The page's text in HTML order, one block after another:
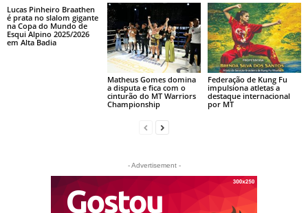
Lucas Pinheiro Braathen
é prata no slalom gigante
na Copa do Mundo de
Esqui Alpino 2025/2026
em Alta Badia
Matheus Gomes domina
a disputa e fica com o
cinturão do MT Warriors
Championship
Federação de Kung Fu
impulsiona atletas a
destaque internacional
por MT
- Advertisement -